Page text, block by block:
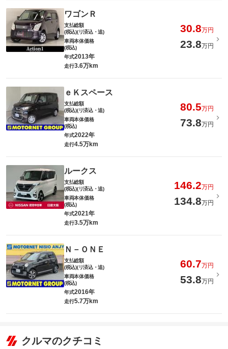
ワゴンＲ
支払総額
(税込)(リ済込・追)
30.8万円
車両本体価格
(税込)
23.8万円
年式2013年
走行3.6万km
ｅＫスペース
支払総額
(税込)(リ済込・追)
80.5万円
車両本体価格
(税込)
73.8万円
年式2022年
走行4.5万km
ルークス
支払総額
(税込)(リ済込・追)
146.2万円
車両本体価格
(税込)
134.8万円
年式2021年
走行3.5万km
Ｎ－ＯＮＥ
支払総額
(税込)(リ済込・追)
60.7万円
車両本体価格
(税込)
53.8万円
年式2016年
走行5.7万km
クルマのクチコミ